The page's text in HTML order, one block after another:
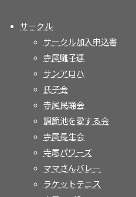
サークル
サークル加入申込書
寺尾囃子連
サンアロハ
氏子会
寺尾民踊会
調節池を愛する会
寺尾長生会
寺尾パワーズ
ママさんバレー
ラケットテニス